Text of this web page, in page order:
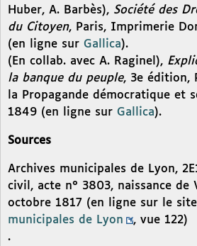
Huber, A. Barbès), Société des
du Citoyen, Paris, Imprimerie
(en ligne sur Gallica).
(En collab. avec A. Raginel),
la banque du peuple, 3e édition,
la Propagande démocratique et
1849 (en ligne sur Gallica).
Sources
Archives municipales de Lyon,
civil, acte n° 3803, naissance de
octobre 1817 (en ligne sur le
municipales de Lyon
, vue 122)
.